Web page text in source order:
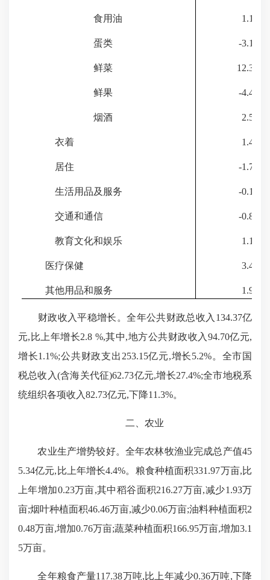
食用油 1.1
蛋类 -3.1
鲜菜 12.3
鲜果 -4.4
烟酒 2.5
衣着 1.4
居住 -1.7
生活用品及服务 -0.1
交通和通信 -0.8
教育文化和娱乐 1.1
医疗保健 3.4
其他用品和服务 1.9
财政收入平稳增长。全年公共财政总收入 134.37亿
元,比上年增长2.8 %,其中,地方公共财政收入 94.70亿元,
增长1.1%;公共财政支出 253.15亿元,增长5.2%。全市国
税总收入(含海关代征)62.73亿元,增长27.4%;全市地税系
统组织各项收入82.73亿元,下降11.3%。
二、农业
农业生产增势较好。全年农林牧渔业完成总产值45
5.34亿元,比上年增长4.4%。粮食种植面积331.97万亩,比
上年增加0.23万亩,其中稻谷面积216.27万亩,减少1.93万
亩;烟叶种植面积46.46万亩,减少0.06万亩;油料种植面积2
0.48万亩,增加0.76万亩;蔬菜种植面积166.95万亩,增加3.1
5万亩。
全年粮食产量117.38万吨,比上年减少0.36万吨,下降